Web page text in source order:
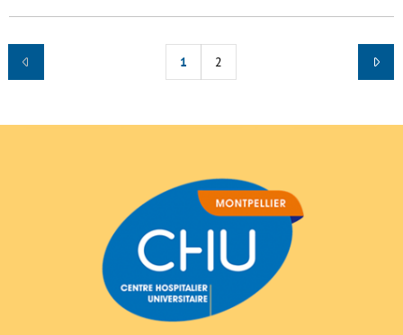
1 2